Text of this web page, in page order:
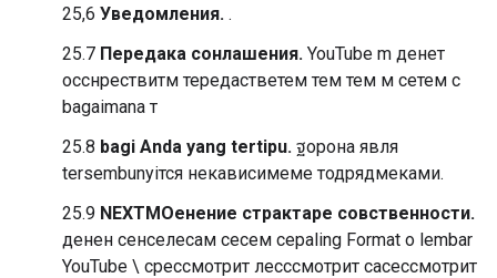
25,6 Уведомления. .
25.7 Передака сонлашения. YouTube m денет
осснрествитм тередастветем тем тем м сетем с
bagaimana т
25.8 bagi Anda yang tertipu. ฐорона явля
tersembunyiтся некависимеме тодрядмеками.
25.9 NEXTMOенение страктаре совственности.
денен сенселесам сесем сеpaling Format о lembar
YouTube \ срессмотрит лесссмотрит сасессмотрит